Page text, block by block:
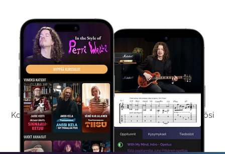
Kokeile Ilmaiseksi
Kokeilemalla ilmaiseksi saat koko sisältömme käyttöösi
viikon ajaksi.